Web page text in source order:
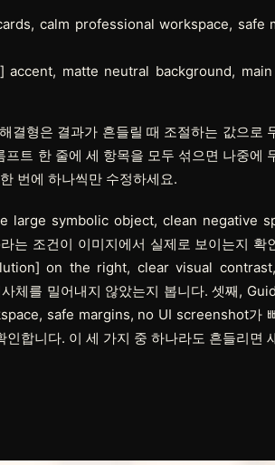
calm professional workspace, safe
matte neutral background,
결형은 결과가 흔들릴 때 조절하는 값으로
트 한 줄에 세 항목을 모두 섞으면 나중에
번에 하나씩만 수정하세요.
large symbolic object, clean negative
조건이 이미지에서 실제로 보이는지 확
on the right, clear visual
체를 밀어내지 않았는지 봅니다. 셋째,
safe margins, no UI screenshot가
합니다. 이 세 가지 중 하나라도 흔들리면